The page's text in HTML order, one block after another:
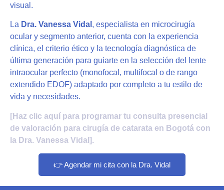
visual.
La Dra. Vanessa Vidal , especialista en microcirugía
ocular y segmento anterior, cuenta con la experiencia
clínica, el criterio ético y la tecnología diagnóstica de
última generación para guiarte en la selección del lente
intraocular perfecto (monofocal, multifocal o de rango
extendido EDOF) adaptado por completo a tu estilo de
vida y necesidades.
[Haz clic aquí para programar tu consulta presencial
de valoración para cirugía de catarata en Bogotá con
la Dra. Vanessa Vidal].
👉 Agendar mi cita con la Dra. Vidal